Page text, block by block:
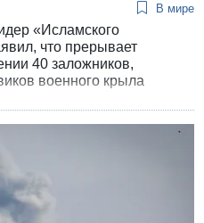
В мире
«Исламского
что прерывает
40 заложников,
военного крыла